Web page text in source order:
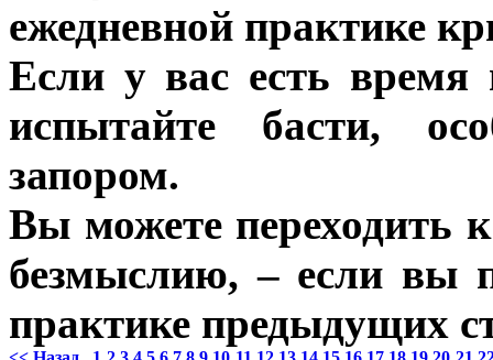
ежедневной практике
Если у вас есть время
испытайте басти,
запором.
Вы можете переходить
безмыслию, – если вы
практике предыдущих